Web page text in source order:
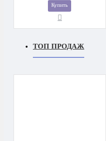
Купить
ТОП ПРОДАЖ